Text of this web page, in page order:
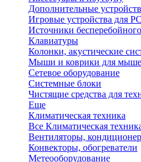
Дополнительные
Игровые устройства для PC
Источники
Клавиатуры
Колонки, акустические
Мыши и коврики для
Сетевое оборудование
Системные блоки
Чистящие средства для
Еще
Климатическая техника
Все Климатическая
Вентиляторы,
Конвекторы, обогреватели
Метеооборудование